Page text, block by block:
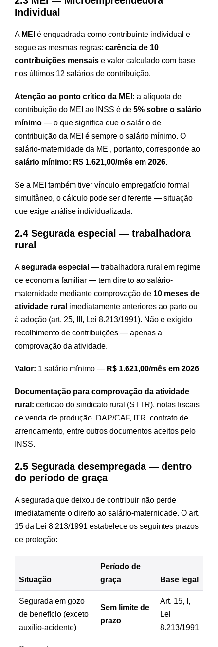
Individual
A MEI é enquadrada como contribuinte individual e
segue as mesmas regras: carência de 10
contribuições mensais e valor calculado com base
nos últimos 12 salários de contribuição.
Atenção ao ponto crítico da MEI: a alíquota de
contribuição do MEI ao INSS é de 5% sobre o salário
mínimo — o que significa que o salário de
contribuição da MEI é sempre o salário mínimo. O
salário-maternidade da MEI, portanto, corresponde ao
salário mínimo: R$ 1.621,00/mês em 2026.
Se a MEI também tiver vínculo empregatício formal
simultâneo, o cálculo pode ser diferente — situação
que exige análise individualizada.
2.4 Segurada especial — trabalhadora
rural
Asegurada especial — trabalhadora rural em regime
de economia familiar — tem direito ao salário-
maternidade mediante comprovação de 10 meses de
atividade rural imediatamente anteriores ao parto ou
à adoção (art. 25, III, Lei 8.213/1991). Não é exigido
recolhimento de contribuições — apenas a
comprovação da atividade.
Valor: 1 salário mínimo — R$ 1.621,00/mês em 2026.
Documentação para comprovação da atividade
rural: certidão do sindicato rural (STTR), notas fiscais
de venda de produção, DAP/CAF, ITR, contrato de
arrendamento, entre outros documentos aceitos pelo
INSS.
2.5 Segurada desempregada — dentro
do período de graça
A segurada que deixou de contribuir não perde
imediatamente o direito ao salário-maternidade. O art.
15 da Lei 8.213/1991 estabelece os seguintes prazos
de proteção:
Situação
Período de
graça
Base legal
Segurada em gozo
de benefício (exceto
auxílio-acidente)
Sem limite de
prazo
Art. 15, I,
Lei
8.213/1991